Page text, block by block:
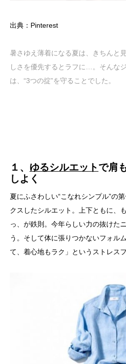
出典：Pinterest
暑さゆえ薄着になる夏は、きちんと
しさを優先するとラフに…。そんな
は、“3つの掟”を守ることでした。
１、 ゆるシルエットで肩
しよく
夏にふさわしい“こなれシンプル”の
クスしたシルエット。上下ともに、
っ、が鉄則。今年らしい力の抜けた
う。そして体に張りつかないフォル
て、着心地もラク」というストレス